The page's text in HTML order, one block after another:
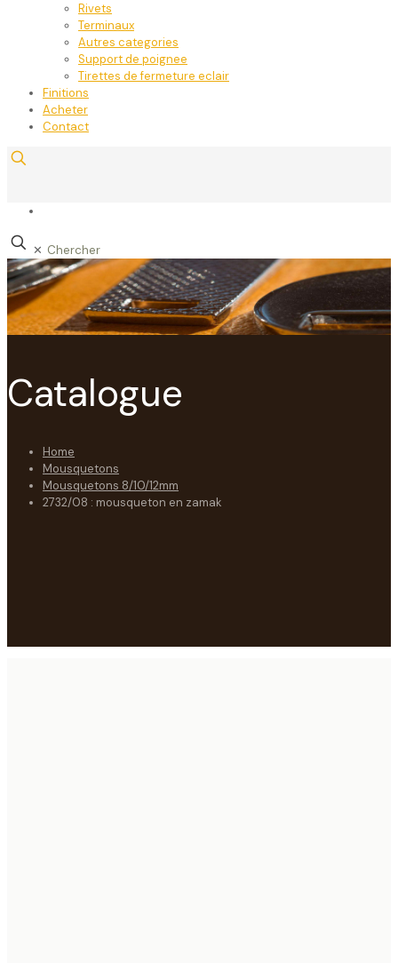
Rivets
Terminaux
Autres categories
Support de poignee
Tirettes de fermeture eclair
Finitions
Acheter
Contact
✕
Catalogue
Home
Mousquetons
Mousquetons 8/10/12mm
2732/08 : mousqueton en zamak